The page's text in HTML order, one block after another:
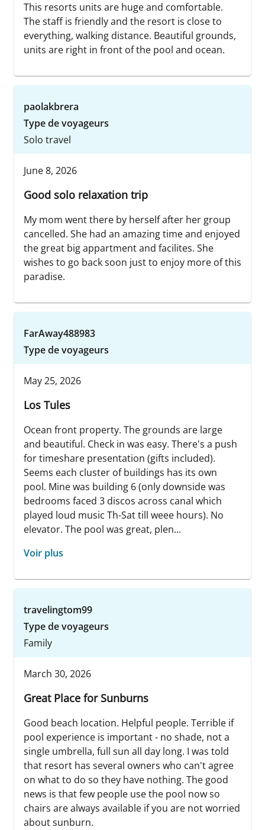
This resorts units are huge and comfortable.
The staff is friendly and the resort is close to
everything, walking distance. Beautiful grounds,
units are right in front of the pool and ocean.
paolakbrera
Type de voyageurs
Solo travel
June 8, 2026
Good solo relaxation trip
My mom went there by herself after her group
cancelled. She had an amazing time and enjoyed
the great big appartment and facilites. She
wishes to go back soon just to enjoy more of this
paradise.
FarAway488983
Type de voyageurs
May 25, 2026
Los Tules
Ocean front property. The grounds are large
and beautiful. Check in was easy. There's a push
for timeshare presentation (gifts included).
Seems each cluster of buildings has its own
pool. Mine was building 6 (only downside was
bedrooms faced 3 discos across canal which
played loud music Th-Sat till weee hours). No
elevator. The pool was great, plen...
Voir plus
travelingtom99
Type de voyageurs
Family
March 30, 2026
Great Place for Sunburns
Good beach location. Helpful people. Terrible if
pool experience is important - no shade, not a
single umbrella, full sun all day long. I was told
that resort has several owners who can't agree
on what to do so they have nothing. The good
news is that few people use the pool now so
chairs are always available if you are not worried
about sunburn.